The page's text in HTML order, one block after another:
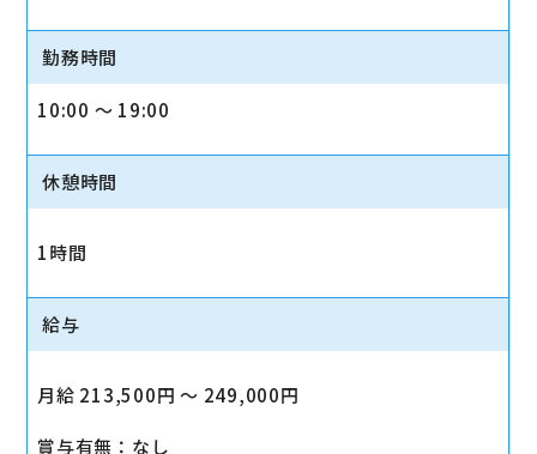
勤務時間
10:00 〜 19:00
休憩時間
1時間
給与
月給 213,500円 〜 249,000円
賞与有無：なし